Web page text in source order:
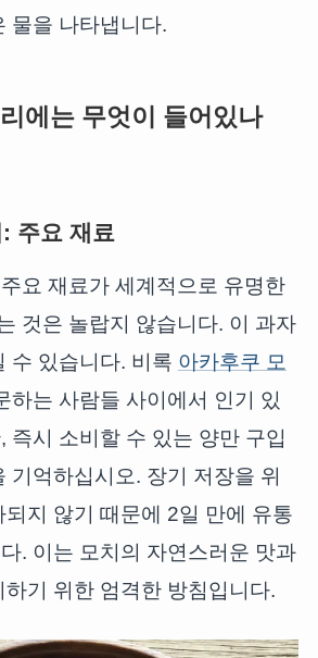
물을 나타냅니다.
에는 무엇이 들어있나
주요 재료
요 재료가 세계적으로 유명한
것은 놀랍지 않습니다. 이 과자
수 있습니다. 비록 아카후쿠 모
하는 사람들 사이에서 인기 있
즉시 소비할 수 있는 양만 구입
기억하십시오. 장기 저장을 위
지 않기 때문에 2일 만에 유통
. 이는 모치의 자연스러운 맛과
기 위한 엄격한 방침입니다.